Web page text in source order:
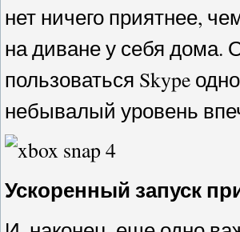
нет ничего приятнее,
на диване у себя
пользоваться Skype
небывалый уровень
Ускоренный запуск